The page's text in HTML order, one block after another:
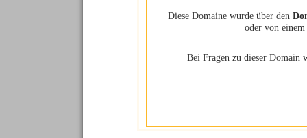
Diese Domaine wurde über den
oder von
Bei Fragen zu dieser Domain